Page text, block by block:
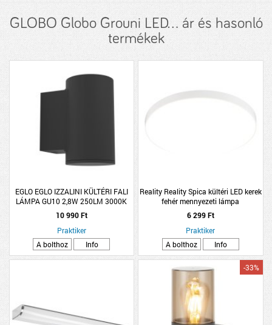
GLOBO Globo Grouni LED... ár és hasonló
termékek
EGLO EGLO IZZALINI KÜLTÉRI FALI
LÁMPA GU10 2,8W 250LM 3000K
IP44 6,5X11,5CM FEKETE
10 990 Ft
Praktiker
A bolthoz
Info
Reality Reality Spica kültéri LED kerek
fehér mennyezeti lámpa
6 299 Ft
Praktiker
A bolthoz
Info
-33%